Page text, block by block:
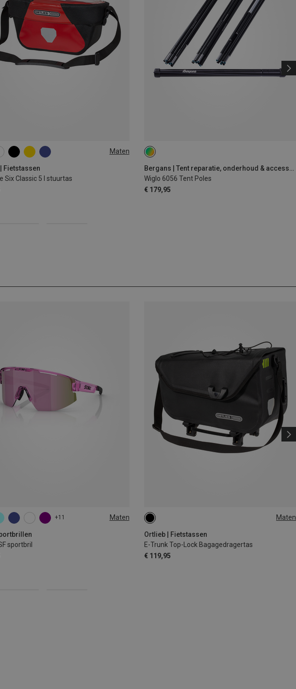
Maten
Fietstassen
Six Classic 5 l stuurtas
Bergans | Tent reparatie, onderhoud & accessoires
Wiglo 6056 Tent Poles
€ 179,95
+11 Maten
sportbril
Maten
Ortlieb | Fietstassen
E-Trunk Top-Lock Bagagedragertas
€ 119,95
10L